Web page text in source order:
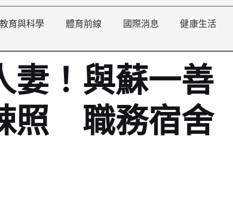
教育與科學 體育前線 國際消息 健康生活
妻！與蘇一善
照 職務宿舍